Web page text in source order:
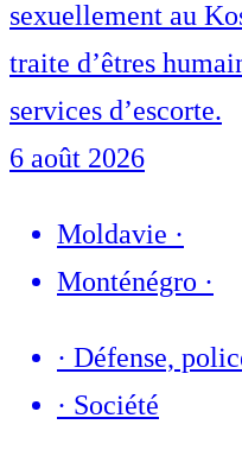
sexuellement au
traite d’êtres
services d’escorte.
6 août 2026
Moldavie ·
Monténégro ·
· Défense,
· Société